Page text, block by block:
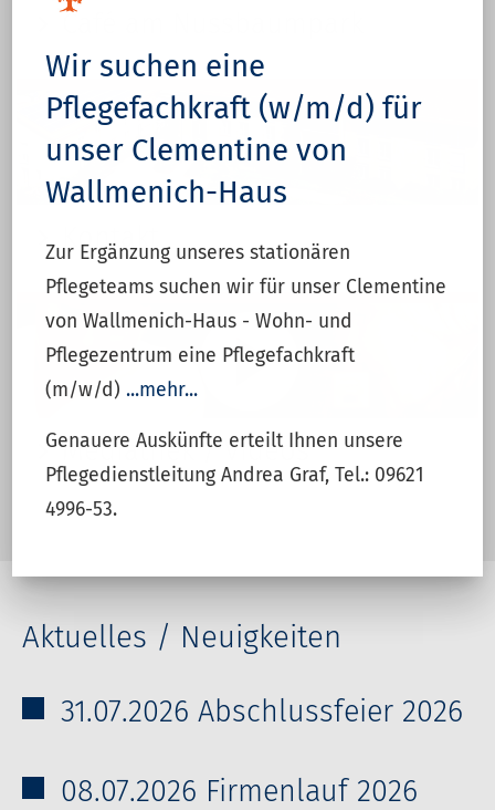
Café am Nussbaumpark
Kontakt
Mediathek / Videos
Aktuelles / Neuigkeiten
31.07.2026 Abschlussfeier 2026
08.07.2026 Firmenlauf 2026
Wir suchen eine
Pflegefachkraft (w/m/d) für
unser Clementine von
Wallmenich-Haus
Zur Ergänzung unseres stationären
Pflegeteams suchen wir für unser Clementine
von Wallmenich-Haus - Wohn- und
Pflegezentrum eine Pflegefachkraft
(m/w/d) ...mehr...
Genauere Auskünfte erteilt Ihnen unsere
Pflegedienstleitung Andrea Graf, Tel.: 09621
4996-53.